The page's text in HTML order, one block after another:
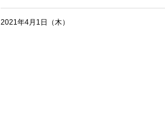
2021年4月1日（木）